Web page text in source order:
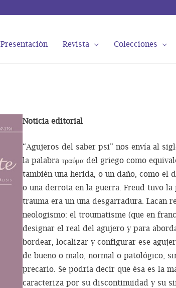
Presentación Revista Colecciones
Noticia editorial
“Agujeros del saber psi” nos envía al
la palabra τραύμα del griego como
también una herida, o un daño, como el
o una derrota en la guerra. Freud tuvo
trauma era un una desgarradura. Lacan
neologismo: el troumatisme (que en
designar el real del agujero y para
bordear, localizar y configurar ese
de bueno o malo, normal o patológico,
precario. Se podría decir que ésa es la
caracteriza por su discontinuidad y su